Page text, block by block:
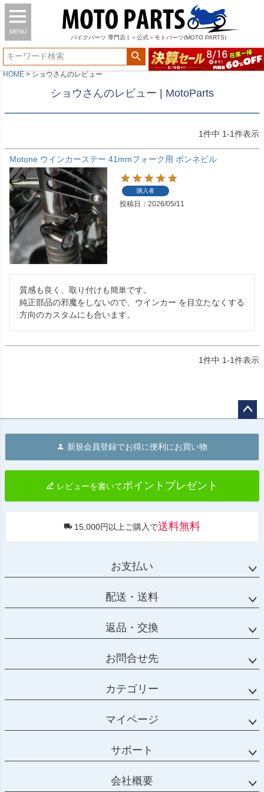
MENU
バイク パーツ 専門店 | ＜公式＞モトパーツ(MOTO PARTS)
HOME ショウさんのレビュー
ショウさんのレビュー | MotoParts
1件中 1-1件表示
Motone ウインカーステー 41mmフォーク用 ボンネビル
購入者
投稿日 2026/05/11
質感も良く、取り付けも簡単です。
純正部品の邪魔をしないので、ウインカー を目立たなくする
方向のカスタムにも合います。
1件中 1-1件表示
へ
新規会員登録でお得に便利にお買い物
レビューを書いてポイントプレゼント
15,000円以上ご購入で送料無料
お支払い
配送・送料
返品・交換
お問合せ先
カテゴリー
マイページ
サポート
会社概要